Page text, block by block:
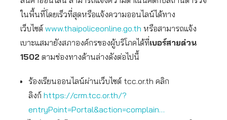
ในพื้นที่โดยเร็วที่สุดหรือแจ้งความออนไลน์ได้ทาง
เว็บไซต์ www.thaipoliceonline.go.th หรือสามารถแจ้ง
เบาะแสมายังสภาองค์กรของผู้บริโภคได้ที่เบอร์สายด่วน
1502 ตามช่องทางด้านล่างดังต่อไปนี้
ร้องเรียนออนไลน์ผ่านเว็บไซต์ tcc.or.th คลิก
ลิงก์ https://crm.tcc.or.th/?
entryPoint=Portal&action=complain…